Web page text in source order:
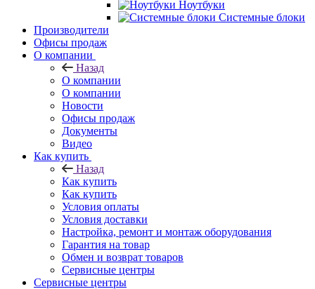
Ноутбуки
Системные блоки
Производители
Офисы продаж
О компании
Назад
О компании
О компании
Новости
Офисы продаж
Документы
Видео
Как купить
Назад
Как купить
Как купить
Условия оплаты
Условия доставки
Настройка, ремонт и монтаж оборудования
Гарантия на товар
Обмен и возврат товаров
Сервисные центры
Сервисные центры